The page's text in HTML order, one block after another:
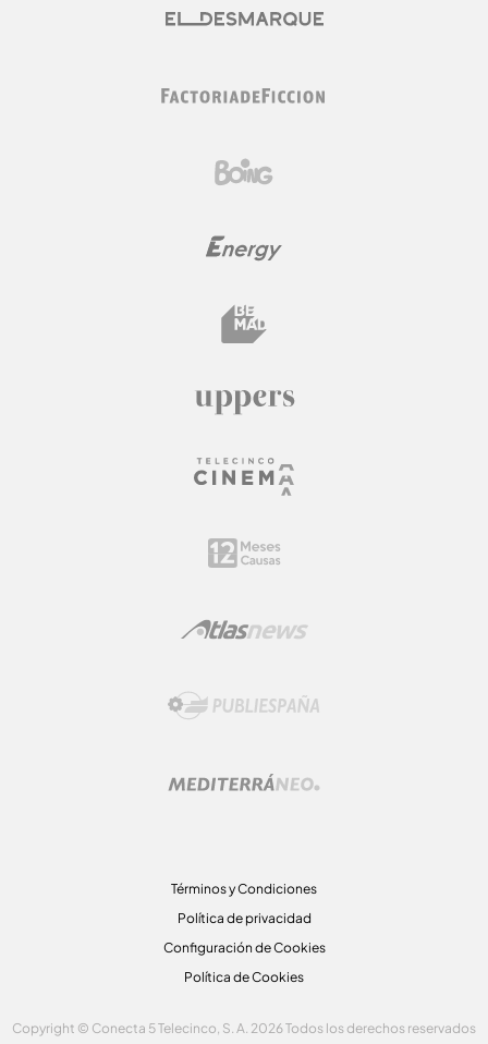
Términos y Condiciones
Política de privacidad
Configuración de Cookies
Política de Cookies
Copyright © Conecta 5 Telecinco, S. A. 2026 Todos los derechos reservados